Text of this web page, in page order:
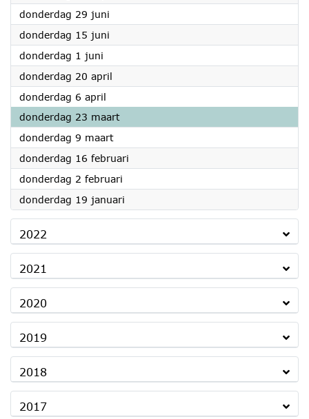
donderdag 29 juni
donderdag 15 juni
donderdag 1 juni
donderdag 20 april
donderdag 6 april
donderdag 23 maart2023
donderdag 9 maart2023
donderdag 16 februari
donderdag 2 februari
donderdag 19 januari
2022
2021
2020
2019
2018
2017